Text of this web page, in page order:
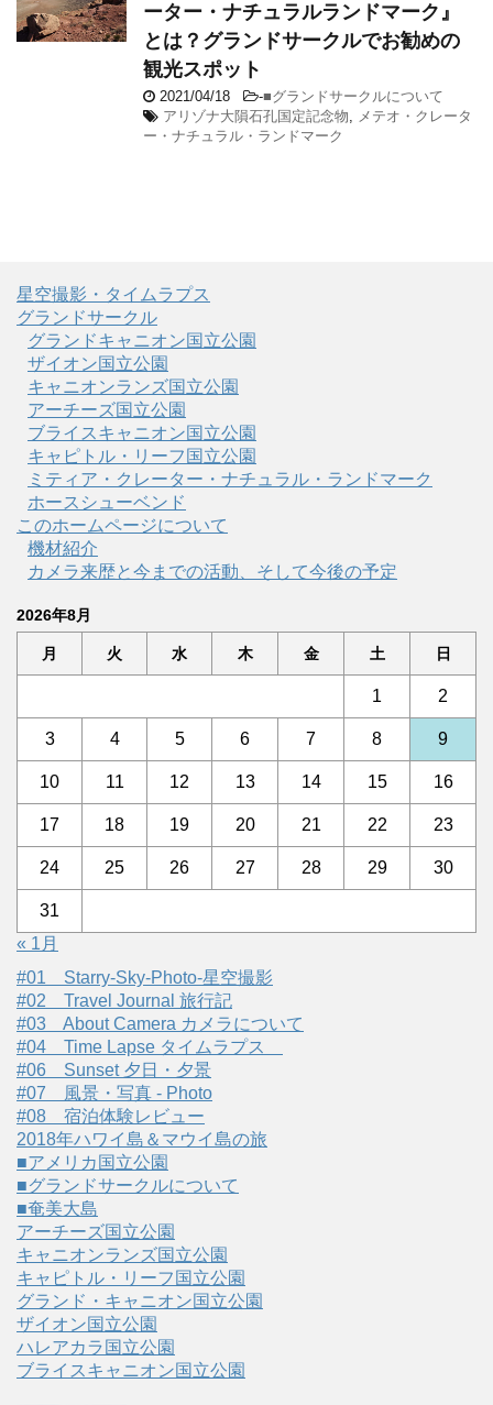
ーター・ナチュラルランドマーク』
とは？グランドサークルでお勧めの
観光スポット
2021/04/18 -■グランドサークルについて
アリゾナ大隕石孔国定記念物, メテオ・クレータ
ー・ナチュラル・ランドマーク
星空撮影・タイムラプス
グランドサークル
グランドキャニオン国立公園
ザイオン国立公園
キャニオンランズ国立公園
アーチーズ国立公園
ブライスキャニオン国立公園
キャピトル・リーフ国立公園
ミティア・クレーター・ナチュラル・ランドマーク
ホースシューベンド
このホームページについて
機材紹介
カメラ来歴と今までの活動、そして今後の予定
2026年8月
月 火 水 木 金 土 日
1 2
3 4 5 6 7 8 9
10 11 12 13 14 15 16
17 18 19 20 21 22 23
24 25 26 27 28 29 30
31
« 1月
#01 Starry-Sky-Photo-星空撮影
#02 Travel Journal 旅行記
#03 About Camera カメラについて
#04 Time Lapse タイムラプス
#06 Sunset 夕日・夕景
#07 風景・写真 - Photo
#08 宿泊体験レビュー
2018年ハワイ島＆マウイ島の旅
■アメリカ国立公園
■グランドサークルについて
■奄美大島
アーチーズ国立公園
キャニオンランズ国立公園
キャピトル・リーフ国立公園
グランド・キャニオン国立公園
ザイオン国立公園
ハレアカラ国立公園
ブライスキャニオン国立公園